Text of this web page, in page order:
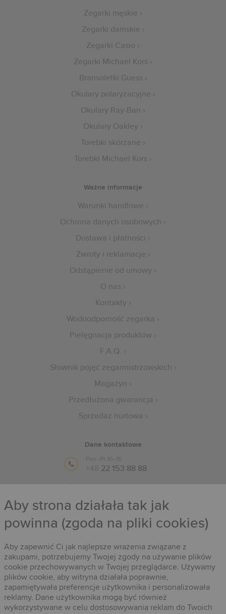
Zegarki męskie
Zegarki damskie
Zegarki Casio
Zegarki Michael Kors
Bransoletki Guess
Okulary polaryzacyjne
Okulary Ray-Ban
Okulary Oakley
Torebki skórzane
Torebki Michael Kors
Ważne informacje
Warunki handlowe
Ochrona danych osobowych
Dostawa i płatności
Zwroty i reklamacje
Odstąpienie od umowy
O nas
Kontakty
Wodoodporność zegarka
Pielęgnacja produktów
F.A.Q.
Słownik pojęć zegarmistrzowskich
Magazyn
Przedłużona gwarancja
Sprzedaż hurtowa
Dane kontaktowe
22 153 88 88
lub e-mail:
Obserwuj nas
Timestore na Facebooku
Aby strona działała tak jak
powinna (zgoda na pliki cookies)
Aby zapewnić Ci jak najlepsze wrażenia związane z
zakupami, potrzebujemy Twojej zgody na używanie plików
cookie przechowywanych w Twojej przeglądarce. Używamy
plików cookie, aby witryna działała poprawnie,
zapamiętywała preferencje użytkownika i personalizowała
reklamy. Dane użytkownika mogą być również
wykorzystywane w celu dostosowywania reklam do Twoich